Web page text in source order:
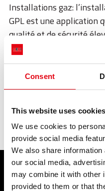
Consent
This website uses cookies
We use cookies to
provide social media
We also share
our social media,
may combine it with other
provided to them or that
PRODUITS
ESG
ACADEMY
INFOS ET ÉVÉNEMENTS
CONTACTS
TÉLÉCHARGEMENTS
Installations gaz:
GPL est une application
qualité et de sécurité
utilisés. Raccorderie
dédiée avec joint torique
inoxPRES GAS et
acier inoxydable et en
précédent:fkm
PRODUITS